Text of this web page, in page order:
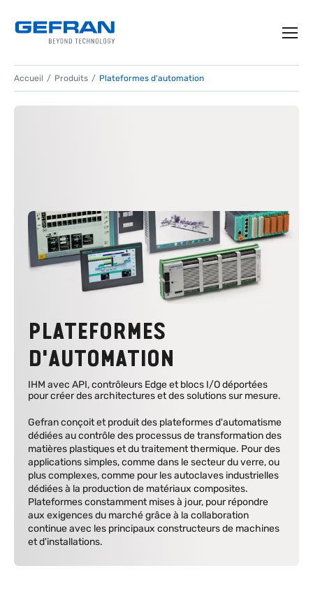
Accueil Produits Plateformes d'automation
PLATEFORMES
D'AUTOMATION
IHM avec API, contrôleurs Edge et blocs I/O déportées
pour créer des architectures et des solutions sur mesure.
Gefran conçoit et produit des plateformes d'automatisme
dédiées au contrôle des processus de transformation des
matières plastiques et du traitement thermique. Pour des
applications simples, comme dans le secteur du verre, ou
plus complexes, comme pour les autoclaves industrielles
dédiées à la production de matériaux composites.
Plateformes constamment mises à jour, pour répondre
aux exigences du marché grâce à la collaboration
continue avec les principaux constructeurs de machines
et d'installations.